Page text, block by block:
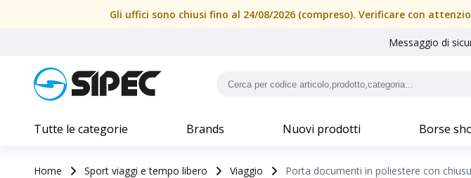
Gli uffici sono chiusi fino al 24/08/2026 (compreso). Verificare con
Messaggio di
Tutte le categorie Brands Nuovi prodotti Borse
Home Sport viaggi e tempo libero Viaggio Porta documenti in poliestere con